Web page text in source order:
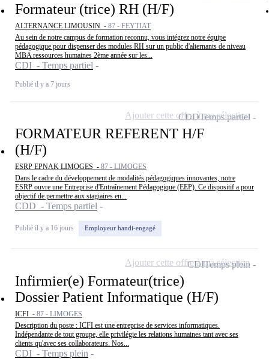
Formateur (trice) RH (H/F)
ALTERNANCE LIMOUSIN - 87 - FEYTIAT
Au sein de notre campus de formation reconnu, vous intégrez notre équipe
pédagogique pour dispenser des modules RH sur un public d'alternants de niveau
MBA ressources humaines 2ème année sur les...
CDI - Temps partiel
Publié il y a 7 jours
FORMATEUR REFERENT H/F
(H/F)
ESRP EPNAK LIMOGES - 87 - LIMOGES
Dans le cadre du développement de modalités pédagogiques innovantes, notre
ESRP ouvre une Entreprise d'Entraînement Pédagogique (EEP). Ce dispositif a pour
objectif de permettre aux stagiaires en...
CDD - Temps partiel
Publié il y a 16 jours Employeur handi-engagé
CDDTemps partiel
Ajouter cette offre à ma sélection
Infirmier(e) Formateur(trice)
Dossier Patient Informatique (H/F)
ICFI - 87 - LIMOGES
Description du poste : ICFI est une entreprise de services informatiques.
Indépendante de tout groupe, elle privilégie les relations humaines tant avec ses
clients qu'avec ses collaborateurs. Nos...
CDI - Temps plein
CDITemps plein
Ajouter cette offre à ma sélection